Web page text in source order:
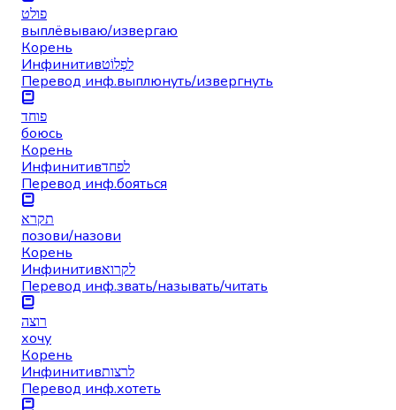
פולט
выплёвываю/извергаю
Корень
Инфинитивלפְלוֹט
Перевод инф.выплюнуть/извергнуть
פוחד
боюсь
Корень
Инфинитивלפחד
Перевод инф.бояться
תקרא
позови/назови
Корень
Инфинитивלקרוא
Перевод инф.звать/называть/читать
רוצה
хочу
Корень
Инфинитивלרצות
Перевод инф.хотеть